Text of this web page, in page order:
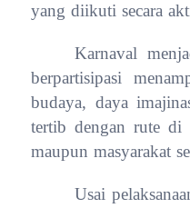
yang diikuti secara
Karnaval
berpartisipasi
budaya, daya
tertib dengan rute di
maupun masyarakat
Usai